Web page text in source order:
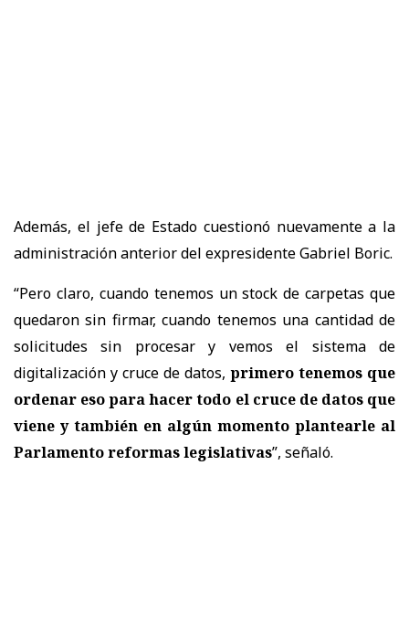
Además, el jefe de Estado cuestionó nuevamente a la
administración anterior del expresidente Gabriel Boric.
“Pero claro, cuando tenemos un stock de carpetas que
quedaron sin firmar, cuando tenemos una cantidad de
solicitudes sin procesar y vemos el sistema de
digitalización y cruce de datos, primero tenemos que
ordenar eso para hacer todo el cruce de datos que
viene y también en algún momento plantearle al
Parlamento reformas legislativas”, señaló.